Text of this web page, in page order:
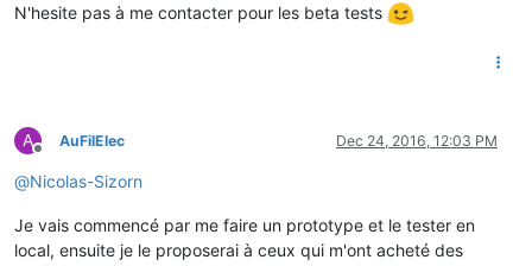
N'hesite pas à me contacter pour les beta tests
A
Offline
AuFilElec Dec 24, 2016, 12:03 PM
@Nicolas-Sizorn
Je vais commencé par me faire un prototype et le tester en
local, ensuite je le proposerai à ceux qui m'ont acheté des